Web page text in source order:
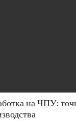
на ЧПУ: